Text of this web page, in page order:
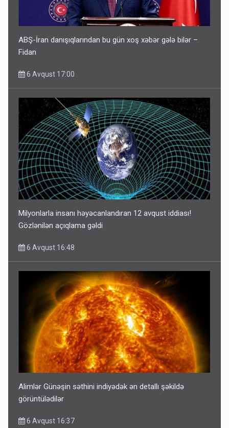
ABŞ-İran danışıqlarından bu gün xoş xəbər gələ bilər –
Fidan
6 Avqust 17:00
Milyonlarla insanı həyəcanlandıran 12 avqust iddiası!
Gözlənilən açıqlama gəldi
6 Avqust 16:48
Alimlər Günəşin səthini indiyədək ən detallı şəkildə
görüntülədilər
6 Avqust 16:37